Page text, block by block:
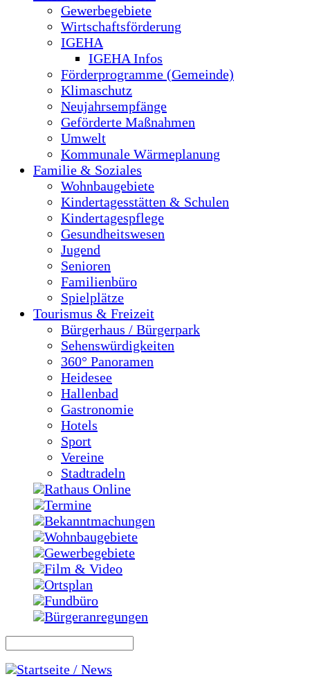
Gewerbegebiete
Wirtschaftsförderung
IGEHA
IGEHA Infos
Förderprogramme (Gemeinde)
Klimaschutz
Neujahrsempfänge
Geförderte Maßnahmen
Umwelt
Kommunale Wärmeplanung
Familie & Soziales
Wohnbaugebiete
Kindertagesstätten & Schulen
Kindertagespflege
Gesundheitswesen
Jugend
Senioren
Familienbüro
Spielplätze
Tourismus & Freizeit
Bürgerhaus / Bürgerpark
Sehenswürdigkeiten
360° Panoramen
Heidesee
Hallenbad
Gastronomie
Hotels
Sport
Vereine
Stadtradeln
Rathaus Online
Termine
Bekanntmachungen
Wohnbaugebiete
Gewerbegebiete
Film & Video
Ortsplan
Fundbüro
Bürgeranregungen
Startseite / News